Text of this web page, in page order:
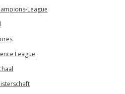
League
League